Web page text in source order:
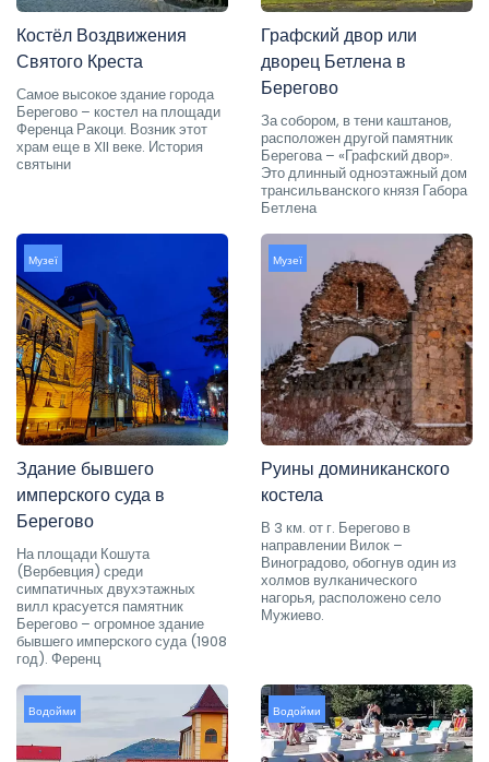
Костёл Воздвижения
Святого Креста
Самое высокое здание города
Берегово – костел на площади
Ференца Ракоци. Возник этот
храм еще в XII веке. История
святыни
Графский двор или
дворец Бетлена в
Берегово
За собором, в тени каштанов,
расположен другой памятник
Берегова – «Графский двор».
Это длинный одноэтажный дом
трансильванского князя Габора
Бетлена
Музеї
Здание бывшего
имперского суда в
Берегово
На площади Кошута
(Вербевция) среди
симпатичных двухэтажных
вилл красуется памятник
Берегово – огромное здание
бывшего имперского суда (1908
год). Ференц
Музеї
Руины доминиканского
костела
В 3 км. от г. Берегово в
направлении Вилок –
Виноградово, обогнув один из
холмов вулканического
нагорья, расположено село
Мужиево.
Водойми Водойми